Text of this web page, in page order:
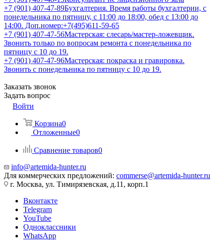
+7 (901) 407-47-89Бухгалтерия. Время работы бухгалтерии, с
понедельника по пятницу, с 11:00 до 18:00, обед с 13:00 до
14:00. Доп.номер:+7(495)611-59-65
+7 (901) 407-47-56Мастерская: слесарь/мастер-ложевщик.
Звонить только по вопросам ремонта с понедельника по
пятницу с 10 до 19.
+7 (901) 407-47-96Мастерская: покраска и гравировка.
Звонить с понедельника по пятницу с 10 до 19.
Заказать звонок
Задать вопрос
Войти
Корзина0
Отложенные0
Сравнение товаров0
info@artemida-hunter.ru
Для коммерческих предложений: commerse@artemida-hunter.ru
г. Москва, ул. Тимирязевская, д.11, корп.1
Вконтакте
Telegram
YouTube
Одноклассники
WhatsApp